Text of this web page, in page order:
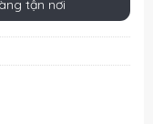
tận nơi